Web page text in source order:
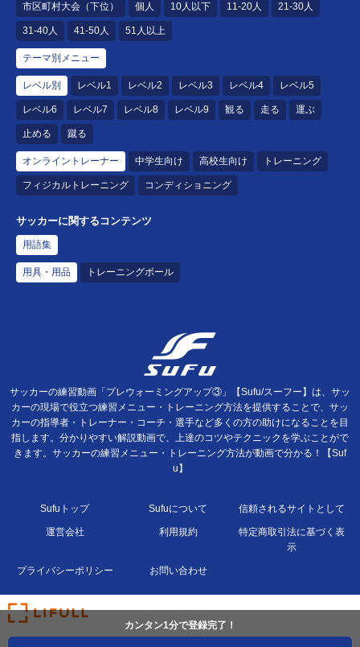
市区町村大会（下位） 個人 10人以下 11-20人 21-30人
31-40人 41-50人 51人以上
テーマ別メニュー
レベル別 レベル1 レベル2 レベル3 レベル4 レベル5
レベル6 レベル7 レベル8 レベル9 観る 走る 運ぶ
止める 蹴る
オンライントレーナー 中学生向け 高校生向け トレーニング
フィジカルトレーニング コンディショニング
サッカーに関するコンテンツ
用語集
用具・用品 トレーニングボール
カンタン1分で登録完了！
サッカーの練習動画「プレウォーミングアップ③」【Sufu/スーフー】は、サッ
カーの現場で役立つ練習メニュー・トレーニング方法を提供することで、サッ
カーの指導者・トレーナー・コーチ・選手など多くの方の助けになることを目
指します。分かりやすい解説動画で、上達のコツやテクニックを学ぶことがで
きます。サッカーの練習メニュー・トレーニング方法が動画で分かる！【Suf
u】
Sufuトップ Sufuについて 信頼されるサイトとして
運営会社 利用規約
特定商取引法に基づく表
示
プライバシーポリシー お問い合わせ